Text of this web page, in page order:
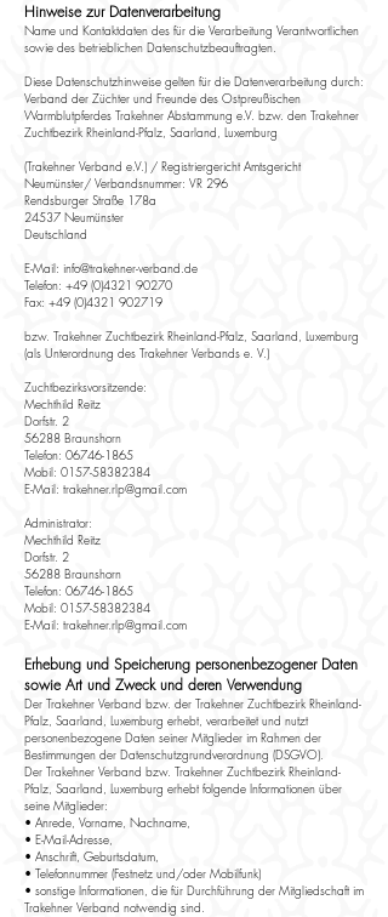
Hinweise zur Datenverarbeitung
Name und Kontaktdaten des für die Verarbeitung Verantwortlichen
sowie des betrieblichen Datenschutzbeauftragten.
Diese Datenschutzhinweise gelten für die Datenverarbeitung durch:
Verband der Züchter und Freunde des Ostpreußischen
Warmblutpferdes Trakehner Abstammung e.V. bzw. den Trakehner
Zuchtbezirk Rheinland-Pfalz, Saarland, Luxemburg
(Trakehner Verband e.V.) / Registriergericht Amtsgericht
Neumünster/ Verbandsnummer: VR 296
Rendsburger Straße 178a
24537 Neumünster
Deutschland
E-Mail: info@trakehner-verband.de
Telefon: +49 (0)4321 90270
Fax: +49 (0)4321 902719
bzw. Trakehner Zuchtbezirk Rheinland-Pfalz, Saarland, Luxemburg
(als Unterordnung des Trakehner Verbands e. V.)
Zuchtbezirksvorsitzende:
Mechthild Reitz
Dorfstr. 2
56288 Braunshorn
Telefon: 06746-1865
Mobil: 0157-58382384
E-Mail: trakehner.rlp@gmail.com
Administrator:
Mechthild Reitz
Dorfstr. 2
56288 Braunshorn
Telefon: 06746-1865
Mobil: 0157-58382384
E-Mail: trakehner.rlp@gmail.com
Erhebung und Speicherung personenbezogener Daten
sowie Art und Zweck und deren Verwendung
Der Trakehner Verband bzw. der Trakehner Zuchtbezirk Rheinland-
Pfalz, Saarland, Luxemburg erhebt, verarbeitet und nutzt
personenbezogene Daten seiner Mitglieder im Rahmen der
Bestimmungen der Datenschutzgrundverordnung (DSGVO).
Der Trakehner Verband bzw. Trakehner Zuchtbezirk Rheinland-
Pfalz, Saarland, Luxemburg erhebt folgende Informationen über
seine Mitglieder:
• Anrede, Vorname, Nachname,
• E-Mail-Adresse,
• Anschrift, Geburtsdatum,
• Telefonnummer (Festnetz und/oder Mobilfunk)
• sonstige Informationen, die für Durchführung der Mitgliedschaft im
Trakehner Verband notwendig sind.